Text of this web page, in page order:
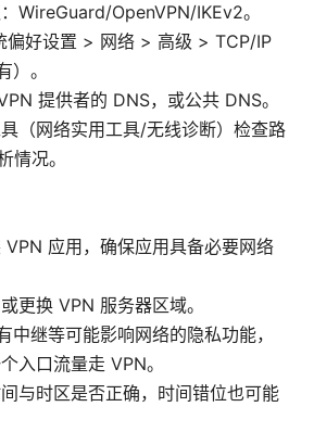
WireGuard/OpenVPN/IKEv2。
偏好设置 > 网络 > 高级 > TCP/IP
。
提供者的 DNS，或公共 DNS。
（网络实用工具/无线诊断）检查路
情况。
应用，确保应用具备必要网络
更换 VPN 服务器区域。
继等可能影响网络的隐私功能，
入口流量走 VPN。
与时区是否正确，时间错位也可能